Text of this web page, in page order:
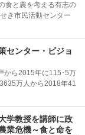
食と農を考える有志の
き市民活動センター
センター・ビジョ
から2015年に115･5万
万人から2018年41
学教授を講師に政
業危機～食と命を